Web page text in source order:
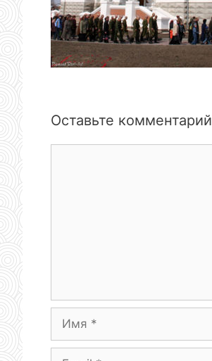
Оставьте комментарий